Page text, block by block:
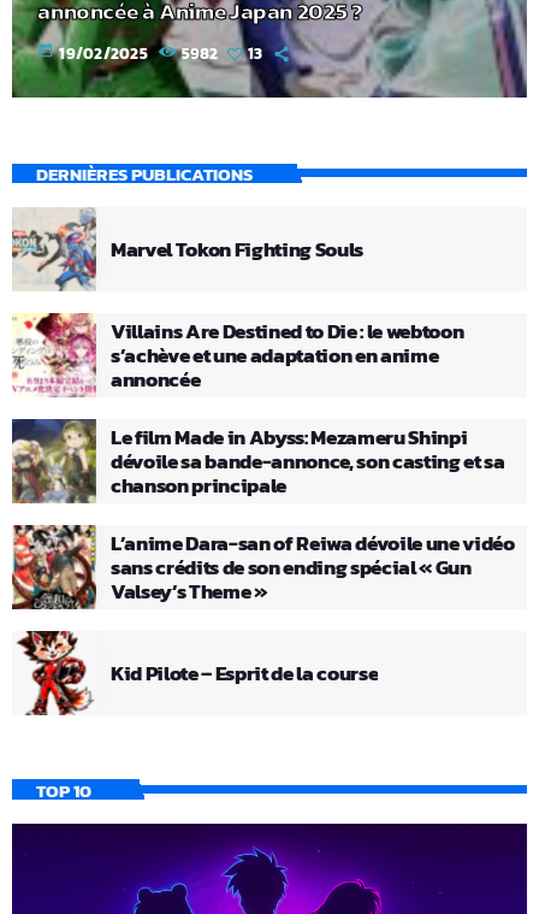
annoncée à Anime Japan 2025 ?
today 19/02/2025 5982 13
DERNIÈRES PUBLICATIONS
Marvel Tokon Fighting Souls
Villains Are Destined to Die : le webtoon
s’achève et une adaptation en anime
annoncée
Le film Made in Abyss: Mezameru Shinpi
dévoile sa bande-annonce, son casting et sa
chanson principale
L’anime Dara-san of Reiwa dévoile une vidéo
sans crédits de son ending spécial « Gun
Valsey’s Theme »
Kid Pilote – Esprit de la course
TOP 10